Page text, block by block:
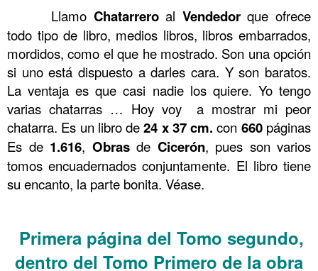
Llamo Chatarreroal Vendedorque ofrece
todo tipo de libro, medios libros, libros embarrados,
mordidos, como el que he mostrado. Son una opción
si uno está dispuesto a darles cara. Y son baratos.
La ventaja es que casi nadie los quiere. Yo tengo
varias chatarras … Hoy voy a mostrar mi peor
chatarra. Es un libro de24 x 37 cm. con 660páginas
Es de 1.616, Obrasde Cicerón, pues son varios
tomos encuadernados conjuntamente. El libro tiene
su encanto, la parte bonita. Véase.
Primera página del Tomo segundo,
dentro del Tomo Primero de la obra